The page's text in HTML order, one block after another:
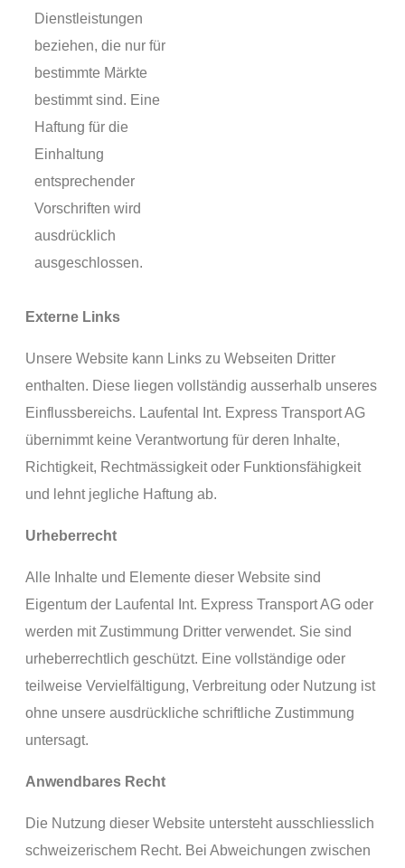
Dienstleistungen
beziehen, die nur für
bestimmte Märkte
bestimmt sind. Eine
Haftung für die
Einhaltung
entsprechender
Vorschriften wird
ausdrücklich
ausgeschlossen.
Externe Links
Unsere Website kann Links zu Webseiten Dritter
enthalten. Diese liegen vollständig ausserhalb unseres
Einflussbereichs. Laufental Int. Express Transport AG
übernimmt keine Verantwortung für deren Inhalte,
Richtigkeit, Rechtmässigkeit oder Funktionsfähigkeit
und lehnt jegliche Haftung ab.
Urheberrecht
Alle Inhalte und Elemente dieser Website sind
Eigentum der Laufental Int. Express Transport AG oder
werden mit Zustimmung Dritter verwendet. Sie sind
urheberrechtlich geschützt. Eine vollständige oder
teilweise Vervielfältigung, Verbreitung oder Nutzung ist
ohne unsere ausdrückliche schriftliche Zustimmung
untersagt.
Anwendbares Recht
Die Nutzung dieser Website untersteht ausschliesslich
schweizerischem Recht. Bei Abweichungen zwischen